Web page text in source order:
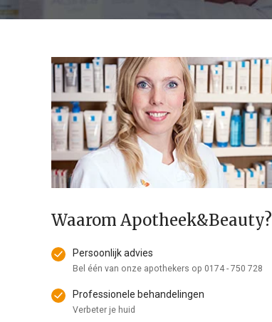
Waarom Apotheek&Beauty?
Persoonlijk advies
Bel één van onze apothekers op 0174 - 750 728
Professionele behandelingen
Verbeter je huid